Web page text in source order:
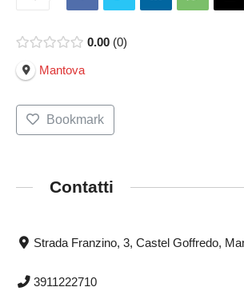
0.00 0
Mantova
Bookmark
Contatti
Strada Franzino, 3, Castel Goffredo,
3911222710